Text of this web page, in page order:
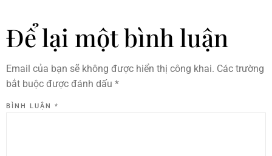
Để lại một bình luận
Email của bạn sẽ không được hiển thị công khai. Các trường
bắt buộc được đánh dấu *
BÌNH LUẬN *